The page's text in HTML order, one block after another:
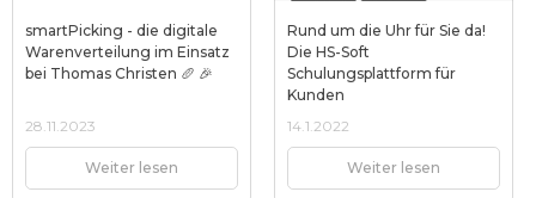
smartPicking - die digitale
Warenverteilung im Einsatz
bei Thomas Christen 🥖 🎉
28.11.2023
Weiter lesen
Rund um die Uhr für Sie da!
Die HS-Soft
Schulungsplattform für
Kunden
14.1.2022
Weiter lesen